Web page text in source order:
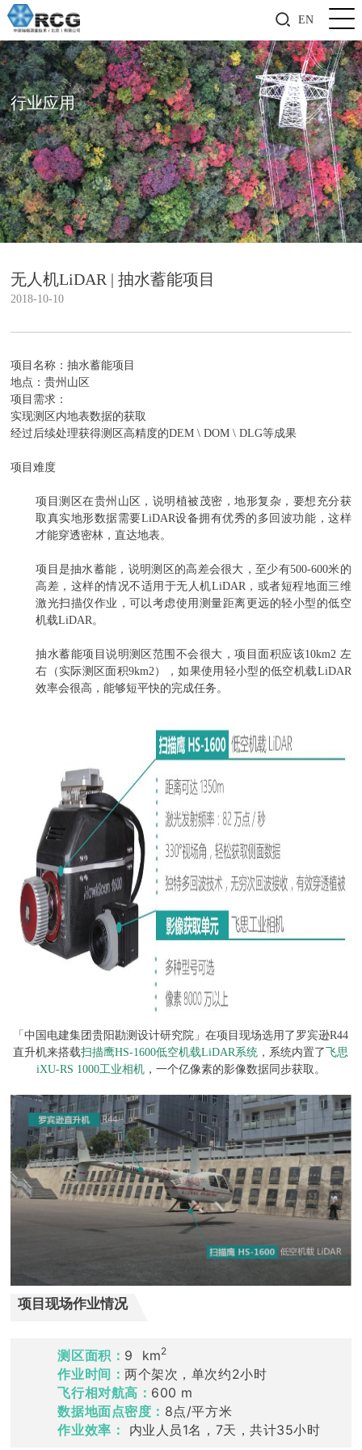
EN
行业应用
无人机LiDAR | 抽水蓄能项目
2018-10-10
项目名称：抽水蓄能项目
地点：贵州山区
项目需求：
实现测区内地表数据的获取
经过后续处理获得测区高精度的DEM \ DOM \ DLG等成果
项目难度
项目测区在贵州山区，说明植被茂密，地形复杂，要想充分获
取真实地形数据需要LiDAR设备拥有优秀的多回波功能，这样
才能穿透密林，直达地表。
项目是抽水蓄能，说明测区的高差会很大，至少有500-600米的
高差，这样的情况不适用于无人机LiDAR，或者短程地面三维
激光扫描仪作业，可以考虑使用测量距离更远的轻小型的低空
机载LiDAR。
抽水蓄能项目说明测区范围不会很大，项目面积应该10km2 左
右（实际测区面积9km2），如果使用轻小型的低空机载LiDAR
效率会很高，能够短平快的完成任务。
「中国电建集团贵阳勘测设计研究院」在项目现场选用了罗宾逊R44
直升机来搭载扫描鹰HS-1600低空机载LiDAR系统 ，系统内置了 飞思
iXU-RS 1000工业相机，一个亿像素的影像数据同步获取。
项目现场作业情况
测区面积： 9 km2
作业时间：两个架次，单次约2小时
飞行相对航高： 600 m
数据地面点密度 ： 8点/平方米
作业效率：
内业人员1名，7天，共计35小时